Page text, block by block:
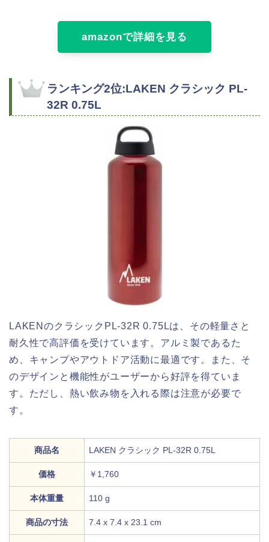
amazonで詳細を見る
ランキング2位:LAKEN クラシック PL-
32R 0.75L
LAKENのクラシックPL-32R 0.75Lは、その軽量さと
耐久性で高評価を受けています。アルミ製であるた
め、キャンプやアウトドア活動に最適です。また、そ
のデザインと機能性がユーザーから好評を得ていま
す。ただし、熱い飲み物を入れる際は注意が必要で
す。
商品名 LAKEN クラシック PL-32R 0.75L
価格 ￥1,760
本体重量 110 g
商品の寸法 7.4 x 7.4 x 23.1 cm